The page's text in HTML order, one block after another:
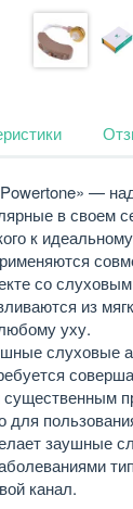
—
в своем
к
со
из
уху.
слуховые
для
заушные
канал.